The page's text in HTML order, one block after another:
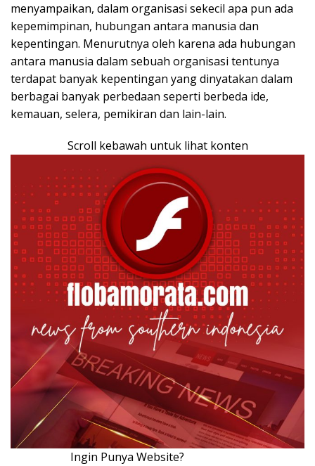
menyampaikan, dalam organisasi sekecil apa pun ada
kepemimpinan, hubungan antara manusia dan
kepentingan. Menurutnya oleh karena ada hubungan
antara manusia dalam sebuah organisasi tentunya
terdapat banyak kepentingan yang dinyatakan dalam
berbagai banyak perbedaan seperti berbeda ide,
kemauan, selera, pemikiran dan lain-lain.
Scroll kebawah untuk lihat konten
Ingin Punya Website?